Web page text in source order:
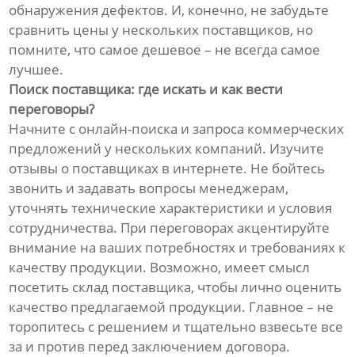
обнаружения дефектов. И, конечно, не забудьте
сравнить цены у нескольких поставщиков, но
помните, что самое дешевое – не всегда самое
лучшее.
Поиск поставщика: где искать и как вести
переговоры?
Начните с онлайн-поиска и запроса коммерческих
предложений у нескольких компаний. Изучите
отзывы о поставщиках в интернете. Не бойтесь
звонить и задавать вопросы менеджерам,
уточнять технические характеристики и условия
сотрудничества. При переговорах акцентируйте
внимание на ваших потребностях и требованиях к
качеству продукции. Возможно, имеет смысл
посетить склад поставщика, чтобы лично оценить
качество предлагаемой продукции. Главное – не
торопитесь с решением и тщательно взвесьте все
за и против перед заключением договора.